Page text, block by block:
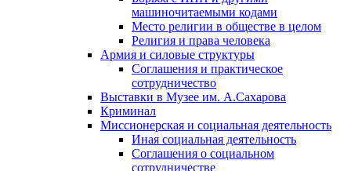
машиночитаемыми кодами
Место религии в обществе в целом
Религия и права человека
Армия и силовые структуры
Соглашения и практическое
сотрудничество
Выставки в Музее им. А.Сахарова
Криминал
Миссионерская и социальная деятельность
Иная социальная деятельность
Соглашения о социальном
сотрудничестве